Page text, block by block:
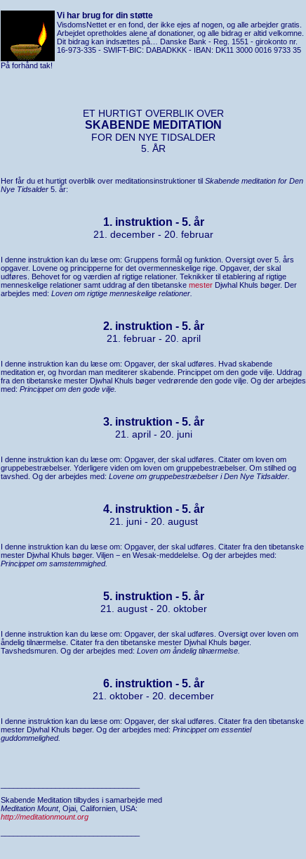
Vi har brug for din støtte
VisdomsNettet er en fond, der ikke ejes af nogen, og alle arbejder gratis.
Arbejdet opretholdes alene af donationer, og alle bidrag er altid velkomne.
Dit bidrag kan indsættes på… Danske Bank - Reg. 1551 - girokonto nr.
16-973-335 - SWIFT-BIC: DABADKKK - IBAN: DK11 3000 0016 9733 35
På forhånd tak!
ET HURTIGT OVERBLIK OVER
SKABENDE MEDITATION
FOR DEN NYE TIDSALDER
5. ÅR
Her får du et hurtigt overblik over meditationsinstruktioner til Skabende meditation for Den
Nye Tidsalder 5. år:
1. instruktion - 5. år
21. december - 20. februar
I denne instruktion kan du læse om: Gruppens formål og funktion. Oversigt over 5. års
opgaver. Lovene og principperne for det overmenneskelige rige. Opgaver, der skal
udføres. Behovet for og værdien af rigtige relationer. Teknikker til etablering af rigtige
menneskelige relationer samt uddrag af den tibetanske mester Djwhal Khuls bøger. Der
arbejdes med: Loven om rigtige menneskelige relationer.
2. instruktion - 5. år
21. februar - 20. april
I denne instruktion kan du læse om: Opgaver, der skal udføres. Hvad skabende
meditation er, og hvordan man mediterer skabende. Princippet om den gode vilje. Uddrag
fra den tibetanske mester Djwhal Khuls bøger vedrørende den gode vilje. Og der arbejdes
med: Princippet om den gode vilje.
3. instruktion - 5. år
21. april - 20. juni
I denne instruktion kan du læse om: Opgaver, der skal udføres. Citater om loven om
gruppebestræbelser. Yderligere viden om loven om gruppebestræbelser. Om stilhed og
tavshed. Og der arbejdes med: Lovene om gruppebestræbelser i Den Nye Tidsalder.
4. instruktion - 5. år
21. juni - 20. august
I denne instruktion kan du læse om: Opgaver, der skal udføres. Citater fra den tibetanske
mester Djwhal Khuls bøger. Viljen − en Wesak-meddelelse. Og der arbejdes med:
Princippet om samstemmighed.
5. instruktion - 5. år
21. august - 20. oktober
I denne instruktion kan du læse om: Opgaver, der skal udføres. Oversigt over loven om
åndelig tilnærmelse. Citater fra den tibetanske mester Djwhal Khuls bøger.
Tavshedsmuren. Og der arbejdes med: Loven om åndelig tilnærmelse.
6. instruktion - 5. år
21. oktober - 20. december
I denne instruktion kan du læse om: Opgaver, der skal udføres. Citater fra den tibetanske
mester Djwhal Khuls bøger. Og der arbejdes med: Princippet om essentiel
guddommelighed.
Skabende Meditation tilbydes i samarbejde med
Meditation Mount, Ojai, Californien, USA:
http://meditationmount.org